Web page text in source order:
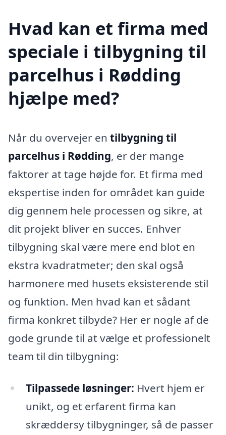
Hvad kan et firma med
speciale i tilbygning til
parcelhus i Rødding
hjælpe med?
Når du overvejer en tilbygning til
parcelhus i Rødding, er der mange
faktorer at tage højde for. Et firma med
ekspertise inden for området kan guide
dig gennem hele processen og sikre, at
dit projekt bliver en succes. Enhver
tilbygning skal være mere end blot en
ekstra kvadratmeter; den skal også
harmonere med husets eksisterende stil
og funktion. Men hvad kan et sådant
firma konkret tilbyde? Her er nogle af de
gode grunde til at vælge et professionelt
team til din tilbygning:
Tilpassede løsninger: Hvert hjem er
unikt, og et erfarent firma kan
skræddersy tilbygninger, så de passer